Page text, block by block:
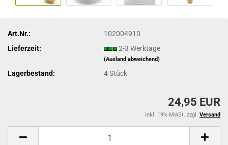
Art.Nr.:
102004910
Lieferzeit:
2-3 Werktage
(Ausland abweichend)
Lagerbestand: 4Stück
24,95 EUR
inkl. 19% MwSt. zzgl. Versand